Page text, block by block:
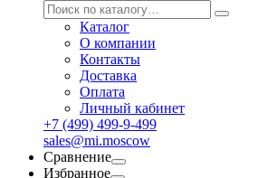
Каталог
О компании
Контакты
Доставка
Оплата
Личный кабинет
+7 (499) 499-9-499
sales@mi.moscow
Сравнение
Избранное